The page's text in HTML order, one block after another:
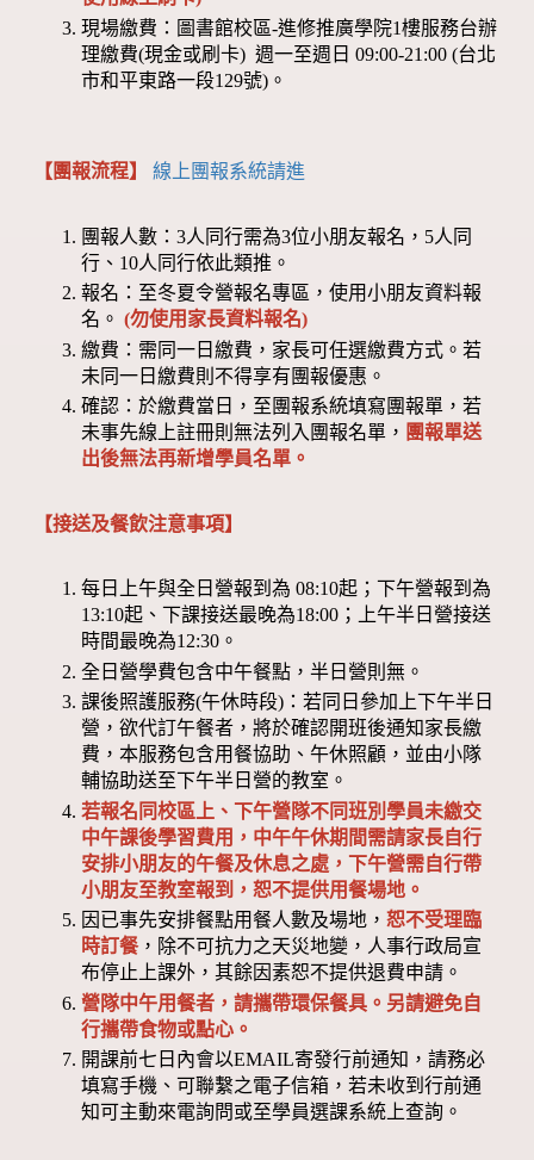
現場繳費：圖書館校區-進修推廣學院1樓服務台辦
理繳費(現金或刷卡) 週一至週日 09:00-21:00 (台北
市和平東路一段129號)。
【團報流程】線上團報系統請進
團報人數：3人同行需為3位小朋友報名，5人同
行、10人同行依此類推。
報名：至冬夏令營報名專區，使用小朋友資料報
名。 (勿使用家長資料報名)
繳費：需同一日繳費，家長可任選繳費方式。若
未同一日繳費則不得享有團報優惠。
確認：於繳費當日，至團報系統填寫團報單，若
未事先線上註冊則無法列入團報名單， 團報單送
出後無法再新增學員名單。
【接送及餐飲注意事項】
每日上午與全日營報到為 08:10起；下午營報到為
13:10起、下課接送最晚為18:00；上午半日營接送
時間最晚為12:30。
全日營學費包含中午餐點，半日營則無。
課後照護服務(午休時段)：若同日參加上下午半日
營，欲代訂午餐者，將於確認開班後通知家長繳
費，本服務包含用餐協助、午休照顧，並由小隊
輔協助送至下午半日營的教室。
若報名同校區上、下午營隊不同班別學員未繳交
中午課後學習費用，中午午休期間需請家長自行
安排小朋友的午餐及休息之處，下午營需自行帶
小朋友至教室報到，恕不提供用餐場地。
因已事先安排餐點用餐人數及場地，恕不受理臨
時訂餐，除不可抗力之天災地變，人事行政局宣
布停止上課外，其餘因素恕不提供退費申請。
營隊中午用餐者，請攜帶環保餐具。另請避免自
行攜帶食物或點心。
開課前七日內會以EMAIL寄發行前通知，請務必
填寫手機、可聯繫之電子信箱，若未收到行前通
知可主動來電詢問或至學員選課系統上查詢。